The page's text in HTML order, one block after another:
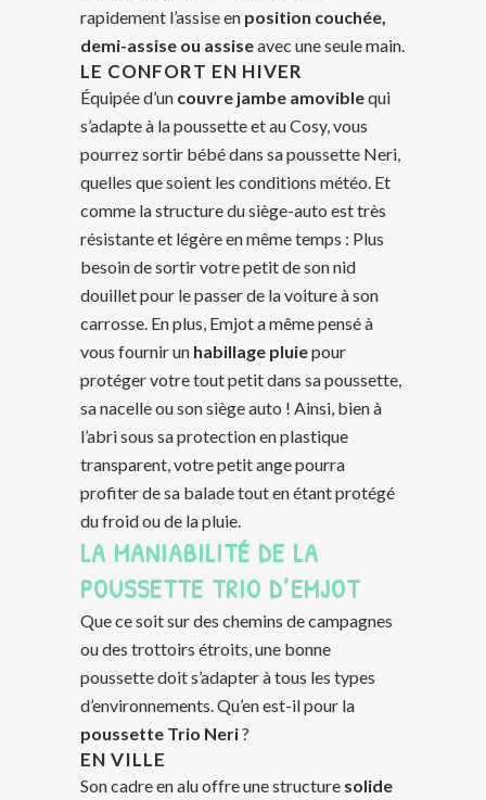
rapidement l’assise en position couchée,
demi-assise ou assiseavec une seule main.
LE CONFORT EN HIVER
Équipée d’un couvre jambe amoviblequi
s’adapte à la poussette et au Cosy, vous
pourrez sortir bébé dans sa poussette Neri,
quelles que soient les conditions météo. Et
comme la structure du siège-auto est très
résistante et légère en même temps : Plus
besoin de sortir votre petit de son nid
douillet pour le passer de la voiture à son
carrosse. En plus, Emjot a même pensé à
vous fournir un habillage pluiepour
protéger votre tout petit dans sa poussette,
sa nacelle ou son siège auto ! Ainsi, bien à
l’abri sous sa protection en plastique
transparent, votre petit ange pourra
profiter de sa balade tout en étant protégé
du froid ou de la pluie.
LA MANIABILITÉ DE LA
POUSSETTE TRIO D’EMJOT
Que ce soit sur des chemins de campagnes
ou des trottoirs étroits, une bonne
poussette doit s’adapter à tous les types
d’environnements. Qu’en est-il pour la
poussette Trio Neri?
EN VILLE
Son cadre en alu offre une structure solide